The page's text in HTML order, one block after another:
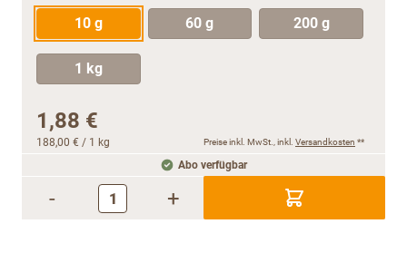
10 g 60 g 200 g
1 kg
1,88 €
188,00 € / 1 kg Preise inkl. MwSt., inkl. Versandkosten **
Abo verfügbar
- +